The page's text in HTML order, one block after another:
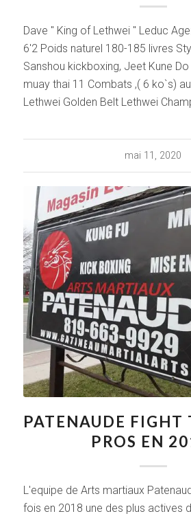
Dave " King of Lethwei " Leduc
6'2 Poids naturel 180-185 livres
Sanshou kickboxing, Jeet Kune
muay thai 11 Combats ,( 6 ko`s)
Lethwei Golden Belt Lethwei
mai 11, 2020
PATENAUDE FIGHT
PROS EN
L'equipe de Arts martiaux
fois en 2018 une des plus actives